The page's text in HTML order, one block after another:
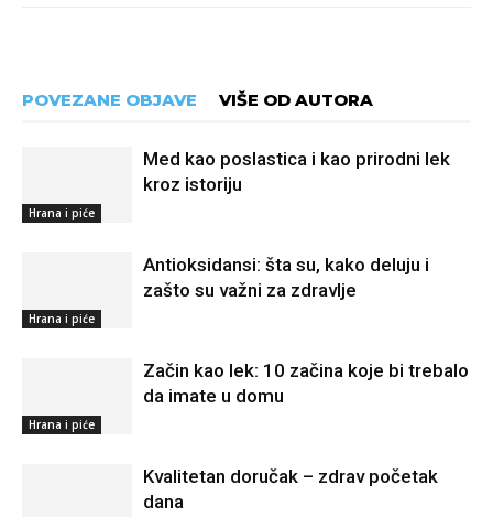
POVEZANE OBJAVE VIŠE OD AUTORA
Hrana i piće
Med kao poslastica i kao prirodni lek
kroz istoriju
Hrana i piće
Antioksidansi: šta su, kako deluju i
zašto su važni za zdravlje
Hrana i piće
Začin kao lek: 10 začina koje bi trebalo
da imate u domu
Kvalitetan doručak – zdrav početak
dana